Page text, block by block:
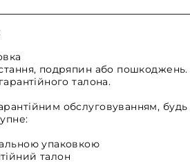
подряпин або пошкоджень.
талона.
обслуговуванням, будь
упаковкою
талон